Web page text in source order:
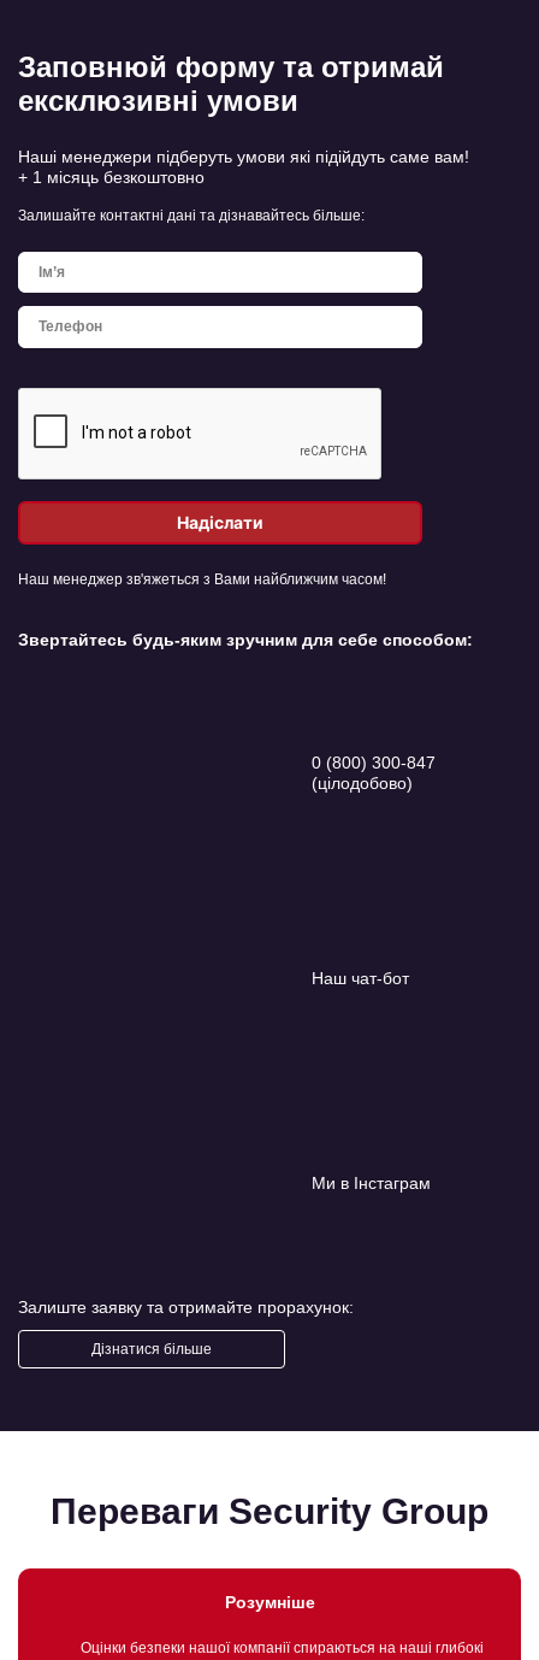
Заповнюй форму та отримай
ексклюзивні умови
Наші менеджери підберуть умови які підійдуть саме вам!
+ 1 місяць безкоштовно
Залишайте контактні дані та дізнавайтесь більше:
Наш менеджер зв'яжеться з Вами найближчим часом!
Звертайтесь будь-яким зручним для себе способом:
0 (800) 300-847
(цілодобово)
Наш чат-бот
Ми в Інстаграм
Залиште заявку та отримайте прорахунок:
Дізнатися більше
Переваги Security Group
Розумніше
Оцінки безпеки нашої компанії спираються на наші глибокі